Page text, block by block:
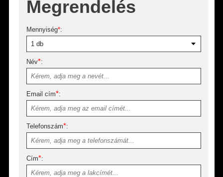
Megrendelés
Mennyiség*:
Név*:
Email cím*:
Telefonszám*:
Cím*: